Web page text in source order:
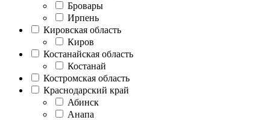
Бровары
Ирпень
Кировская область
Киров
Костанайская область
Костанай
Костромская область
Краснодарский край
Абинск
Анапа